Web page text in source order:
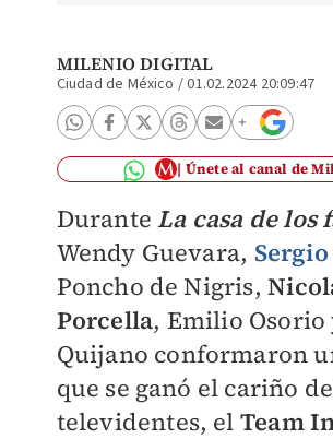
MILENIO DIGITAL
Ciudad de México /01.02.2024 20:09:47
Únete al canal de
Durante La casa de los
Wendy Guevara,
Poncho de Nigris,
Porcella, Emilio Osorio
Quijano conformaron
que se ganó el cariño
televidentes, el Team